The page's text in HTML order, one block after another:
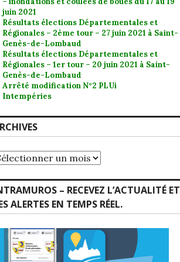
juin 2021
Résultats élections Départementales et
Régionales – 2ème tour – 27 juin 2021 à Saint-
Genès-de-Lombaud
Résultats élections Départementales et
Régionales – 1er tour – 20 juin 2021 à Saint-
Genès-de-Lombaud
Arrêté modification N°2 PLUi
Intempéries
– RECEVEZ L’ACTUALITÉ ET
ALERTES EN TEMPS RÉEL.